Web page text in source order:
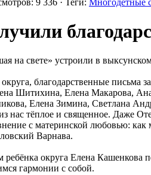
на свете» устроили в
благодарственные письма
Шитихина, Елена Макарова,
Елена Зимина, Светлана
нас тёплое и священное. Даже
с материнской любовью:
Варнава.
округа Елена Кашенкова
гармонии с собой.